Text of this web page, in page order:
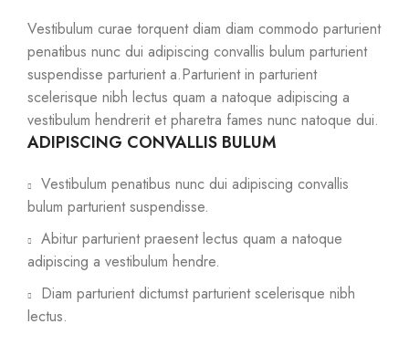
Vestibulum curae torquent diam diam commodo parturient
penatibus nunc dui adipiscing convallis bulum parturient
suspendisse parturient a.Parturient in parturient
scelerisque nibh lectus quam a natoque adipiscing a
vestibulum hendrerit et pharetra fames nunc natoque dui.
ADIPISCING CONVALLIS BULUM
Vestibulum penatibus nunc dui adipiscing convallis
bulum parturient suspendisse.
Abitur parturient praesent lectus quam a natoque
adipiscing a vestibulum hendre.
Diam parturient dictumst parturient scelerisque nibh
lectus.